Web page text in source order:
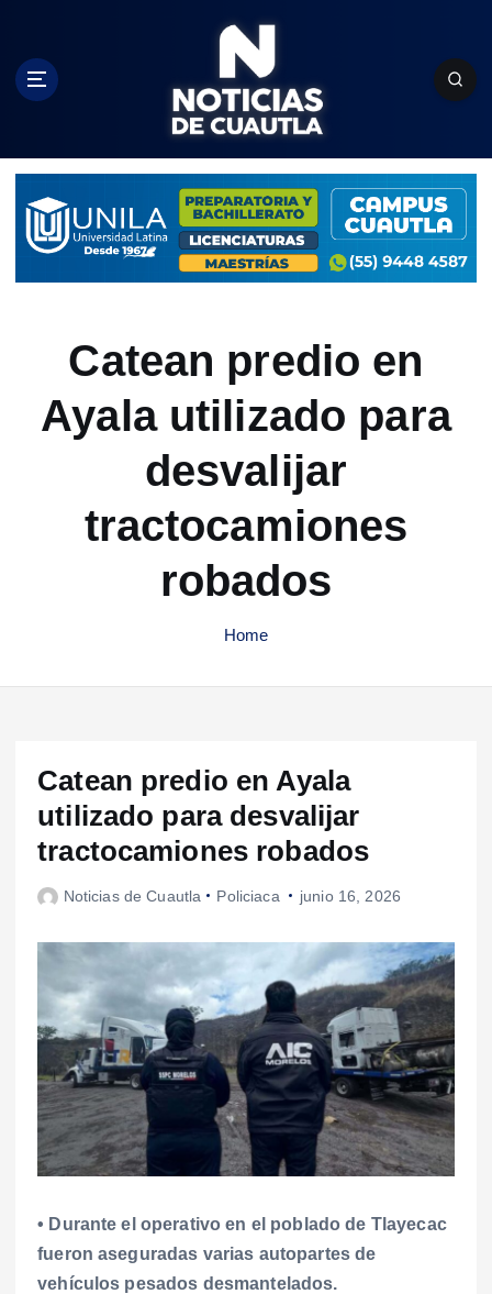
c
Catean predio en
Ayala utilizado para
desvalijar
tractocamiones
robados
Home
Catean predio en Ayala
utilizado para desvalijar
tractocamiones robados
Noticias de Cuautla Policiaca junio 16, 2026
• Durante el operativo en el poblado de Tlayecac
fueron aseguradas varias autopartes de
vehículos pesados desmantelados.